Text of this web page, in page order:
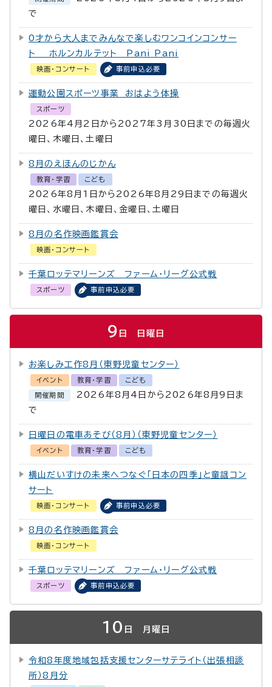
で
0才から大人までみんなで楽しむワンコインコンサー
ト ホルンカルテット Pani Pani
映画・コンサート 事前申込必要
運動公園スポーツ事業 おはよう体操
スポーツ
2026年4月2日から2027年3月30日までの毎週火
曜日、木曜日、土曜日
8月のえほんのじかん
教育・学習 こども
2026年8月1日から2026年8月29日までの毎週火
曜日、水曜日、木曜日、金曜日、土曜日
8月の名作映画鑑賞会
映画・コンサート
千葉ロッテマリーンズ ファーム・リーグ公式戦
スポーツ 事前申込必要
9 日 日曜日
お楽しみ工作8月（東野児童センター）
イベント 教育・学習 こども
開催期間
2026年8月4日から2026年8月9日ま
で
日曜日の電車あそび（8月）（東野児童センター）
イベント 教育・学習 こども
横山だいすけの未来へつなぐ「日本の四季」と童謡コン
サート
映画・コンサート 事前申込必要
8月の名作映画鑑賞会
映画・コンサート
千葉ロッテマリーンズ ファーム・リーグ公式戦
スポーツ 事前申込必要
10 日 月曜日
令和8年度地域包括支援センターサテライト（出張相談
所）8月分